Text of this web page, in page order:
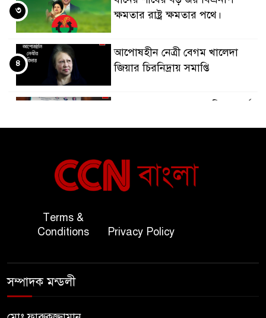
ক্ষমতার রাষ্ট্র ক্ষমতার পথে।
৩
আপোষহীন নেত্রী বেগম খালেদা
জিয়ার চিরনিদ্রায় সমাপ্তি
৪
বাংলাদেশ ও কুয়েত: সেনাপ্রধান এবং
সহ-পররাষ্ট্রমন্ত্রীর সৌজন্য সাক্ষাৎ
অতিরিক্ত পুলিশ মহাপরিদর্শক
বিপিআই-এর জ্বালানি প্রশিক্ষণ
Terms &
Conditions
Privacy Policy
সম্পাদক মন্ডলী